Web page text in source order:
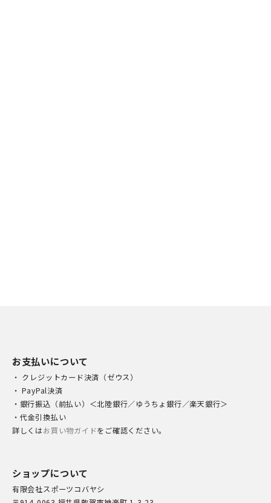
お支払いについて
・ クレジットカード決済（ゼウス）
・ PayPal決済
・銀行振込（前払い）＜北陸銀行／ゆうちょ銀行／楽天銀行＞
・代金引換払い
詳しくはお買い物ガイドをご確認ください。
ショップについて
有限会社スポーツコバヤシ